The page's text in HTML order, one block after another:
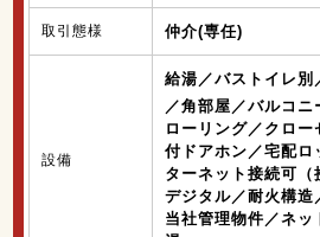
取引態様 仲介(専任)
設備
給湯／バストイレ別
／角部屋／バルコ
ローリング／クロ
付ドアホン／宅配ロ
ターネット接続可
デジタル／耐火構造
当社管理物件／ネ